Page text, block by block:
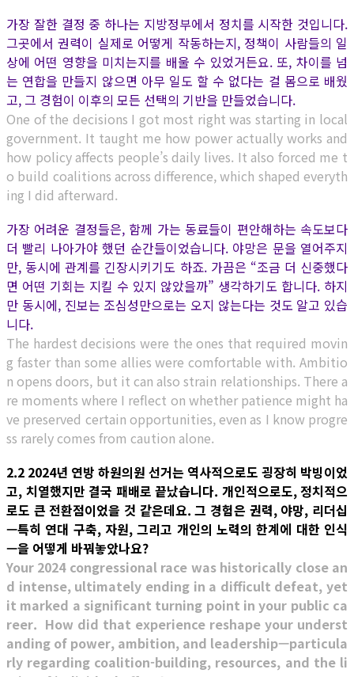
가장 잘한 결정 중 하나는 지방정부에서 정치를 시작한 것입니다.
그곳에서 권력이 실제로 어떻게 작동하는지, 정책이 사람들의 일
상에 어떤 영향을 미치는지를 배울 수 있었거든요. 또, 차이를 넘
는 연합을 만들지 않으면 아무 일도 할 수 없다는 걸 몸으로 배웠
고, 그 경험이 이후의 모든 선택의 기반을 만들었습니다.
One of the decisions I got most right was starting in local
government. It taught me how power actually works and
how policy affects people’s daily lives. It also forced me t
o build coalitions across difference, which shaped everyth
ing I did afterward.
가장 어려운 결정들은, 함께 가는 동료들이 편안해하는 속도보다
더 빨리 나아가야 했던 순간들이었습니다. 야망은 문을 열어주지
만, 동시에 관계를 긴장시키기도 하죠. 가끔은 “조금 더 신중했다
면 어떤 기회는 지킬 수 있지 않았을까” 생각하기도 합니다. 하지
만 동시에, 진보는 조심성만으로는 오지 않는다는 것도 알고 있습
니다.
The hardest decisions were the ones that required movin
g faster than some allies were comfortable with. Ambitio
n opens doors, but it can also strain relationships. There a
re moments where I reflect on whether patience might ha
ve preserved certain opportunities, even as I know progre
ss rarely comes from caution alone.
2.2 2024년 연방 하원의원 선거는 역사적으로도 굉장히 박빙이었
고, 치열했지만 결국 패배로 끝났습니다. 개인적으로도, 정치적으
로도 큰 전환점이었을 것 같은데요. 그 경험은 권력, 야망, 리더십
—특히 연대 구축, 자원, 그리고 개인의 노력의 한계에 대한 인식
—을 어떻게 바꿔놓았나요?
Your 2024 congressional race was historically close an
d intense, ultimately ending in a difficult defeat, yet
it marked a significant turning point in your public ca
reer. How did that experience reshape your underst
anding of power, ambition, and leadership—particula
rly regarding coalition-building, resources, and the li